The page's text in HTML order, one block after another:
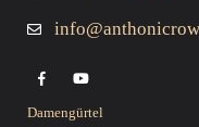
Damengürtel